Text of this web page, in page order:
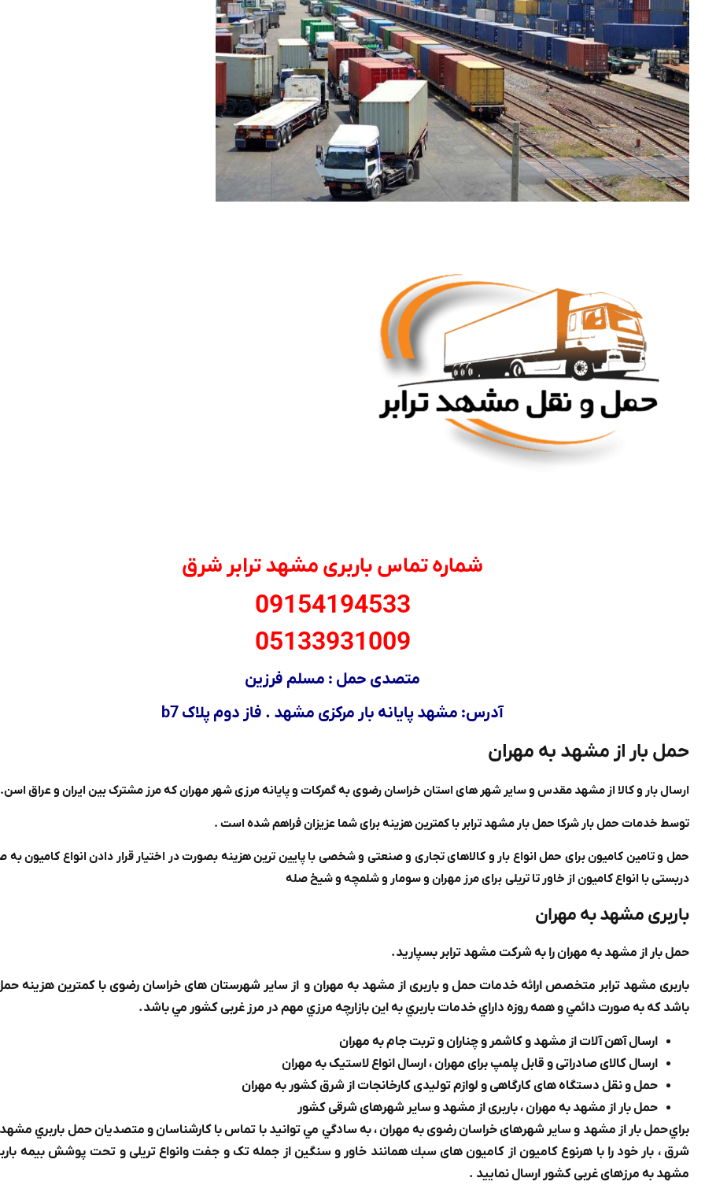
شماره تماس باربری مشهد ترابر شرق
09154194533
05133931009
متصدی حمل : مسلم فرزین
آدرس: مشهد پایانه بار مرکزی مشهد . فاز دوم پلاک b7
حمل بار از مشهد به مهران
ارسال بار و کالا از مشهد مقدس و سایر شهر های استان خراسان رضوی به گمرکات و پایانه مرزی شهر مهران که مرز مشترک بین ایران و عراق اسن.
توسط خدمات حمل بار شرکا حمل بار مشهد ترابر با کمترین هزینه برای شما عزیزان فراهم شده است .
حمل و تامین کامیون برای حمل انواع بار و کالاهای تجاری و صنعتی و شخصی با پایین ترین هزینه بصورت در اختیار قرار دادن انواع کامیون
دربستی با انواع کامیون از خاور تا تریلی برای مرز مهران و سومار و شلمچه و شیخ صله
باربری مشهد به مهران
حمل بار از مشهد به مهران را به شرکت مشهد ترابر بسپاريد.
باربری مشهد ترابر متخصص ارائه خدمات حمل و باربری از مشهد به مهران و از سایر شهرستان های خراسان رضوی با كمترين هزينه
باشد كه به صورت دائمي و همه روزه داراي خدمات باربري به اين بازارچه مرزي مهم در مرز غربی کشور مي باشد.
ارسال آهن آلات از مشهد و کاشمر و چناران و تربت جام به مهران
ارسال کالای صادراتی و قابل پلمپ برای مهران ، ارسال انواع لاستیک به مهران
حمل و نقل دستگاه های کارگاهی و لوازم تولیدی کارخانجات از شرق کشور به مهران
حمل بار از مشهد به مهران ، باربری از مشهد و سایر شهرهای شرقی کشور
براي حمل بار از مشهد و سایر شهرهای خراسان رضوی به مهران ، به سادگي مي توانيد با تماس با كارشناسان و متصدیان حمل باربري مشهد
شرق ، بار خود را با هرنوع كاميون از کامیون های سبك همانند خاور و سنگين از جمله تک و جفت وانواع تریلی و تحت پوشش بيمه
مشهد به مرزهای غربی کشور ارسال نماييد .